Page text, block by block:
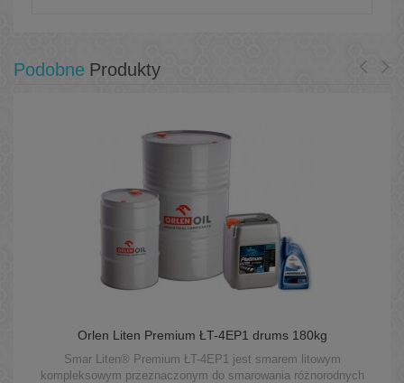
Podobne Produkty
Orlen Liten Premium ŁT-4EP1 drums 180kg
Smar Liten® Premium ŁT-4EP1 jest smarem litowym
kompleksowym przeznaczonym do smarowania różnorodnych